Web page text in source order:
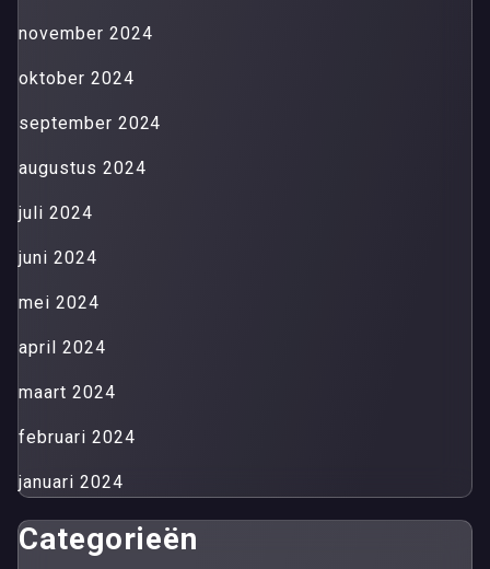
november 2024
oktober 2024
september 2024
augustus 2024
juli 2024
juni 2024
mei 2024
april 2024
maart 2024
februari 2024
januari 2024
Categorieën